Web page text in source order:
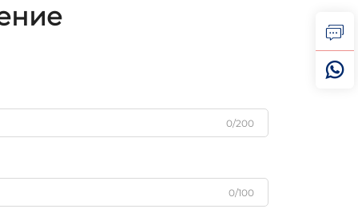
0/200
0/100